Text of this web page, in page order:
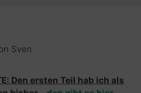
Sven
Den ersten Teil hab ich als